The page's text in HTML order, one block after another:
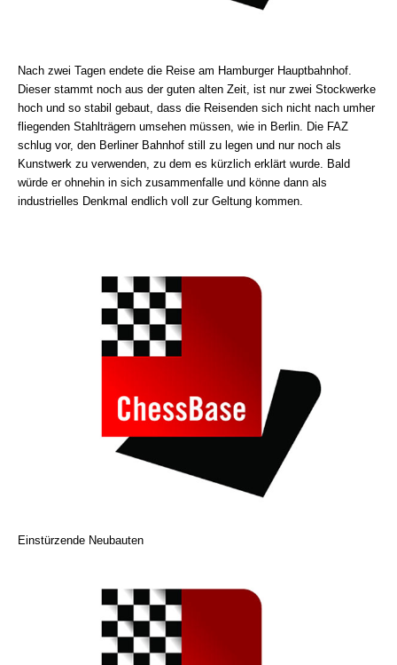
Nach zwei Tagen endete die Reise am Hamburger Hauptbahnhof.
Dieser stammt noch aus der guten alten Zeit, ist nur zwei Stockwerke
hoch und so stabil gebaut, dass die Reisenden sich nicht nach umher
fliegenden Stahlträgern umsehen müssen, wie in Berlin. Die FAZ
schlug vor, den Berliner Bahnhof still zu legen und nur noch als
Kunstwerk zu verwenden, zu dem es kürzlich erklärt wurde. Bald
würde er ohnehin in sich zusammenfalle und könne dann als
industrielles Denkmal endlich voll zur Geltung kommen.
Einstürzende Neubauten